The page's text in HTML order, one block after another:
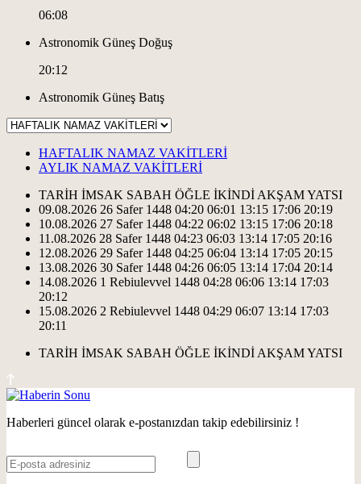
06:08
Astronomik Güneş Doğuş
20:12
Astronomik Güneş Batış
HAFTALIK NAMAZ VAKİTLERİ
AYLIK NAMAZ VAKİTLERİ
TARİH İMSAK SABAH ÖĞLE İKİNDİ AKŞAMYATSI
09.08.2026 26 Safer 1448 04:20 06:01 13:15 17:06 20:19
10.08.2026 27 Safer 1448 04:22 06:02 13:15 17:06 20:18
11.08.2026 28 Safer 1448 04:23 06:03 13:14 17:05 20:16
12.08.2026 29 Safer 1448 04:25 06:04 13:14 17:05 20:15
13.08.2026 30 Safer 1448 04:26 06:05 13:14 17:04 20:14
14.08.2026 1 Rebiulevvel 1448 04:28 06:06 13:14 17:03
20:12
15.08.2026 2 Rebiulevvel 1448 04:29 06:07 13:14 17:03
20:11
TARİH İMSAK SABAH ÖĞLE İKİNDİ AKŞAMYATSI
Haberleri güncel olarak e-postanızdan takip edebilirsiniz !